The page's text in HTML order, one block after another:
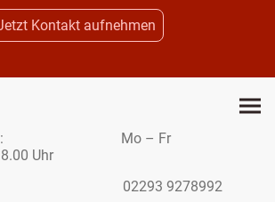
Kontakt aufnehmen
Mo – Fr
Uhr
02293 9278992